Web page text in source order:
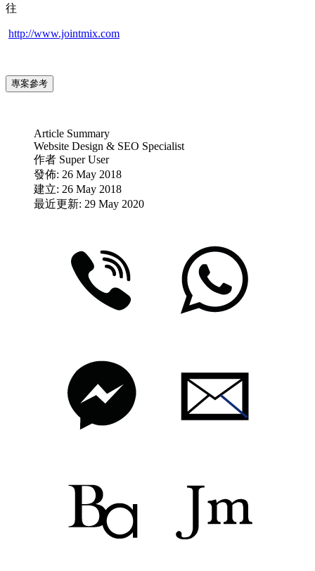
往
http://www.jointmix.com
專案參考
Article Summary
Website Design & SEO Specialist
作者 Super User
發佈: 26 May 2018
建立: 26 May 2018
最近更新: 29 May 2020